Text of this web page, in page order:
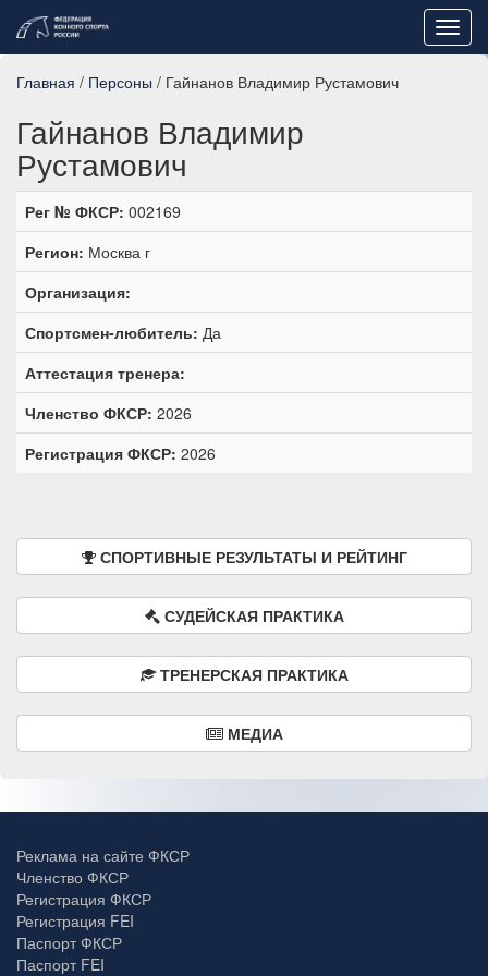
Главная / Персоны / Гайнанов Владимир Рустамович
Гайнанов Владимир
Рустамович
Рег № ФКСР: 002169
Регион: Москва г
Организация:
Спортсмен-любитель: Да
Аттестация тренера:
Членство ФКСР: 2026
Регистрация ФКСР: 2026
СПОРТИВНЫЕ РЕЗУЛЬТАТЫ И РЕЙТИНГ
СУДЕЙСКАЯ ПРАКТИКА
ТРЕНЕРСКАЯ ПРАКТИКА
МЕДИА
Реклама на сайте ФКСР
Членство ФКСР
Регистрация ФКСР
Регистрация FEI
Паспорт ФКСР
Паспорт FEI